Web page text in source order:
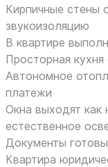
Кирпичные стены
звукоизоляцию
В квартире
Просторная
Автономное
платежи
Окна выходят как
естественное
Документы
Квартира